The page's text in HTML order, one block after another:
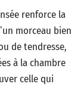
renforce la
morceau bien
de tendresse,
à la chambre
celle qui